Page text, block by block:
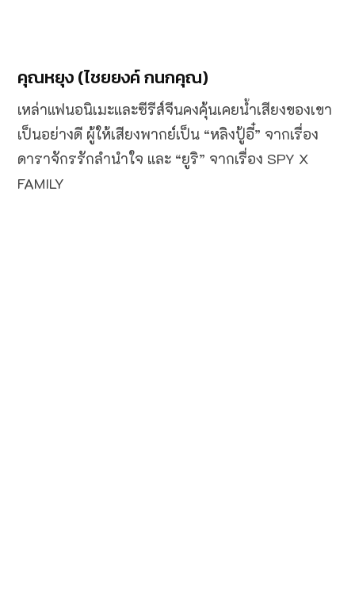
คุณหยุง (ไชยยงค์ กนกคุณ)
เหล่าแฟนอนิเมะและซีรีส์จีนคงคุ้นเคยน้ำเสียงของเขา
เป็นอย่างดี ผู้ให้เสียงพากย์เป็น “หลิงปู้อี๋” จากเรื่อง
ดาราจักรรักลำนำใจ และ “ยูริ” จากเรื่อง SPY X
FAMILY